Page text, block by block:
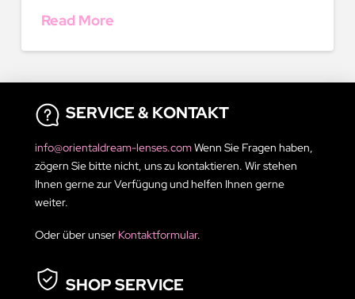
Read More
SERVICE & KONTAKT
info@orientaldream-lenses.comWenn Sie Fragen haben,
zögern Sie bitte nicht, uns zu kontaktieren. Wir stehen
Ihnen gerne zur Verfügung und helfen Ihnen gerne
weiter.
Oder über unser Kontaktformular.
SHOP SERVICE